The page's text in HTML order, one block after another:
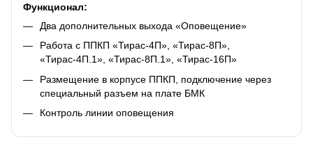
Функционал:
Два дополнительных выхода «Оповещение»
Работа с ППКП «Тирас-4П», «Тирас-8П»,
«Тирас-4П.1», «Тирас-8П.1», «Тирас-16П»
Размещение в корпусе ППКП, подключение через
специальный разъем на плате БМК
Контроль линии оповещения